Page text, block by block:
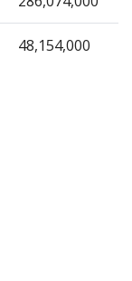
48,154,000